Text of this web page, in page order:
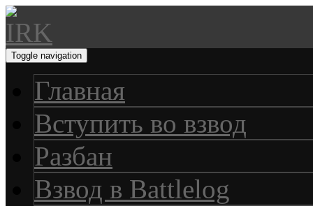
Toggle navigation
Главная
Вступить во взвод
Разбан
Взвод в Battlelog